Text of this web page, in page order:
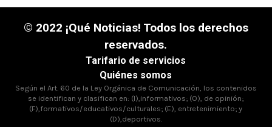
© 2022 ¡Qué Noticias! Todos los derechos
reservados.
Tarifario de servicios
Quiénes somos
Según el Art. 60 de la Ley Orgánica de Comunicación, los contenidos
se identifican y clasifican en: (I),informativos; (O), de opinión;
(F),formativos/educativos/culturales; (E), entretenimiento; y
(D),deportivos.